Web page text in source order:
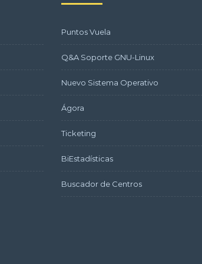
Puntos Vuela
Q&A Soporte GNU-Linux
Nuevo Sistema Operativo
Ágora
Ticketing
BiEstadísticas
Buscador de Centros